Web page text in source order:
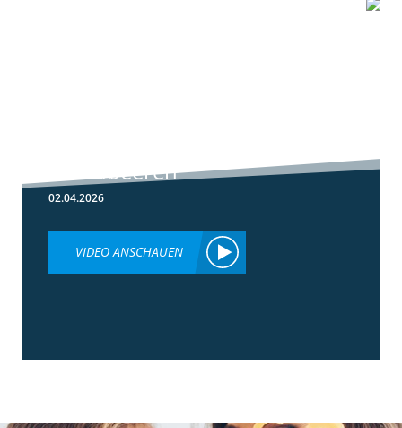
in Erdbeeren
02.04.2026
VIDEO ANSCHAUEN